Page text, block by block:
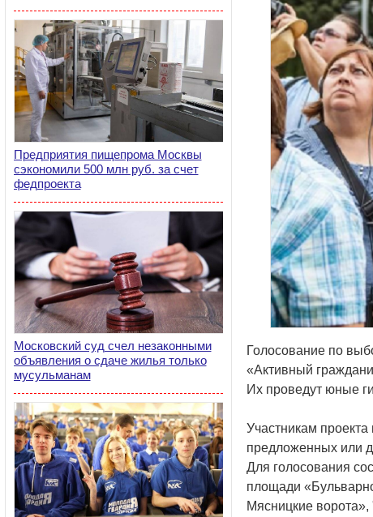
Предприятия пищепрома Москвы
сэкономили 500 млн руб. за счет
федпроекта
Московский суд счел незаконными
объявления о сдаче жилья только
мусульманам
Голосование по
«Активный
Их проведут юные
Участникам
предложенных или
Для голосования
площади
Мясницкие